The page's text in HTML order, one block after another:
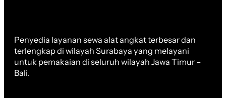
Penyedia layanan sewa alat angkat terbesar dan
terlengkap di wilayah Surabaya yang melayani
untuk pemakaian di seluruh wilayah Jawa Timur –
Bali.